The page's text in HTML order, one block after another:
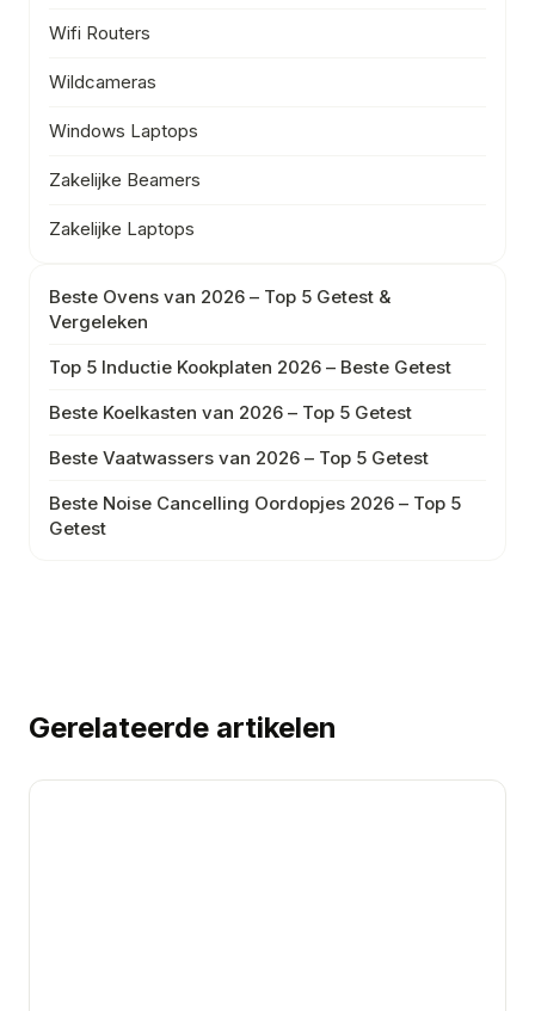
Wifi Routers
Wildcameras
Windows Laptops
Zakelijke Beamers
Zakelijke Laptops
Beste Ovens van 2026 – Top 5 Getest &
Vergeleken
Top 5 Inductie Kookplaten 2026 – Beste Getest
Beste Koelkasten van 2026 – Top 5 Getest
Beste Vaatwassers van 2026 – Top 5 Getest
Beste Noise Cancelling Oordopjes 2026 – Top 5
Getest
Gerelateerde artikelen